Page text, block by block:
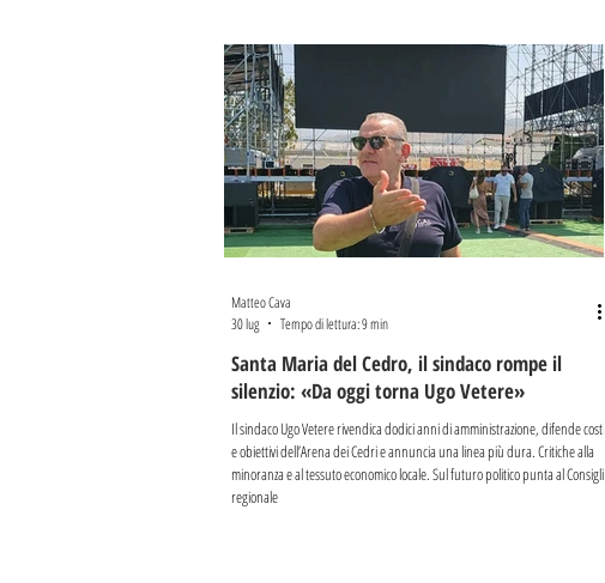
Santa Maria del Cedro, il sindaco rompe il
silenzio: «Da oggi torna Ugo Vetere»
Il sindaco Ugo Vetere rivendica dodici anni di amministrazione, difende costi
e obiettivi dell’Arena dei Cedri e annuncia una linea più dura. Critiche alla
minoranza e al tessuto economico locale. Sul futuro politico punta al Consiglio
regionale
Matteo Cava
30 lug
Tempo di lettura: 9 min